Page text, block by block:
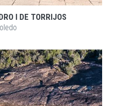
ZOOM
I DE TORRIJOS